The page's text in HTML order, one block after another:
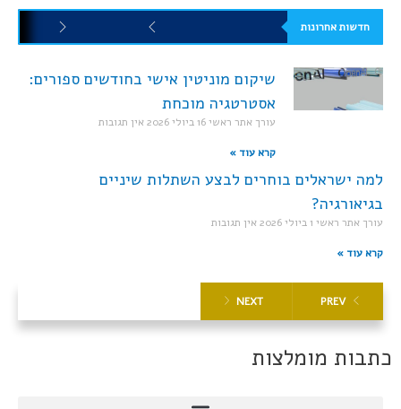
חדשות אחרונות
שיקום מוניטין אישי בחודשים ספורים:
אסטרטגיה מוכחת
עורך אתר ראשי16 ביולי 2026 אין תגובות
קרא עוד »
למה ישראלים בוחרים לבצע השתלות שיניים
בגיאורגיה?
עורך אתר ראשי1 ביולי 2026 אין תגובות
קרא עוד »
PREV
NEXT
כתבות מומלצות